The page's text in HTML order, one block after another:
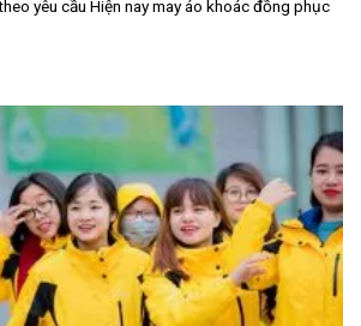
yêu cầu Hiện nay may áo khoác đồng phục